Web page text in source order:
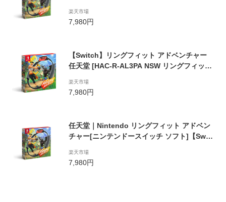
楽天市場
7,980円
【Switch】リングフィット アドベンチャー
任天堂 [HAC-R-AL3PA NSW リングフィット
楽天市場
7,980円
任天堂｜Nintendo リングフィット アドベン
チャー[ニンテンドースイッチ ソフト]【Swit
楽天市場
7,980円